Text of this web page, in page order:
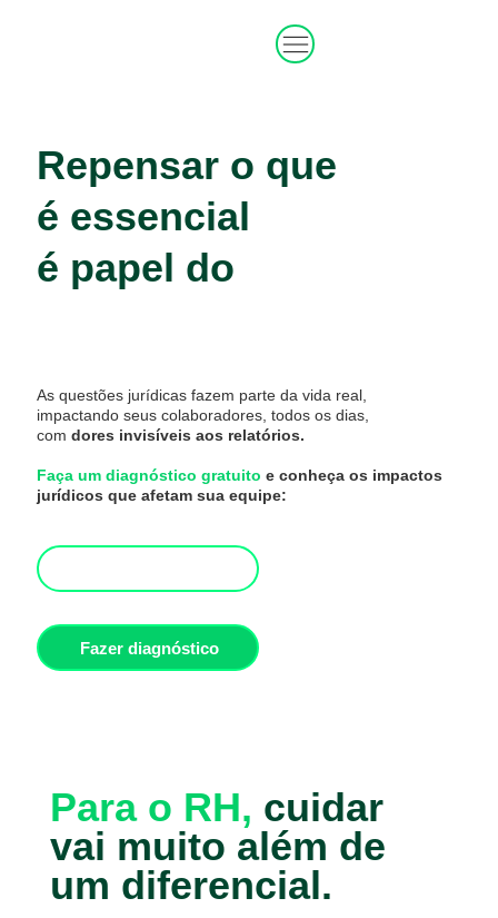
Repensar o que
é essencial
é papel do
As questões jurídicas fazem parte da vida real,
impactando seus colaboradores, todos os dias,
com dores invisíveis aos relatórios.
Faça um diagnóstico gratuito e conheça os impactos
jurídicos que afetam sua equipe:
Fazer diagnóstico
Para o RH, cuidar
vai muito além de
um diferencial.